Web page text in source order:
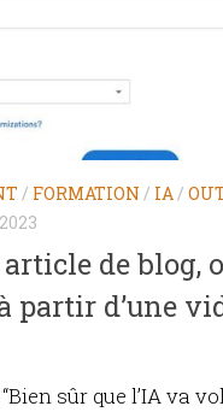
/ FORMATION / IA/
de blog,
partir d’une
sûr que l’IA va